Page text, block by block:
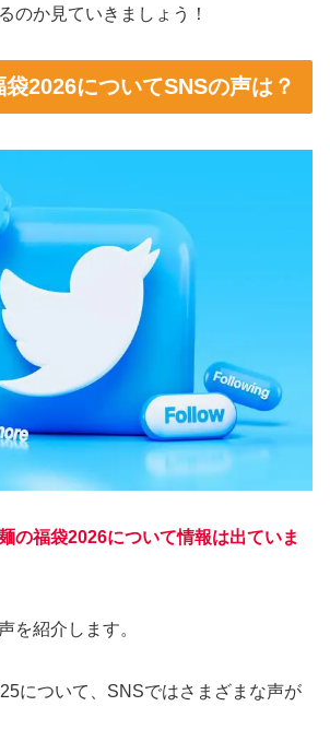
のか見ていきましょう！
2026についてSNSの声は？
の福袋2026について情報は出ていま
を紹介します。
について、SNSではさまざまな声が